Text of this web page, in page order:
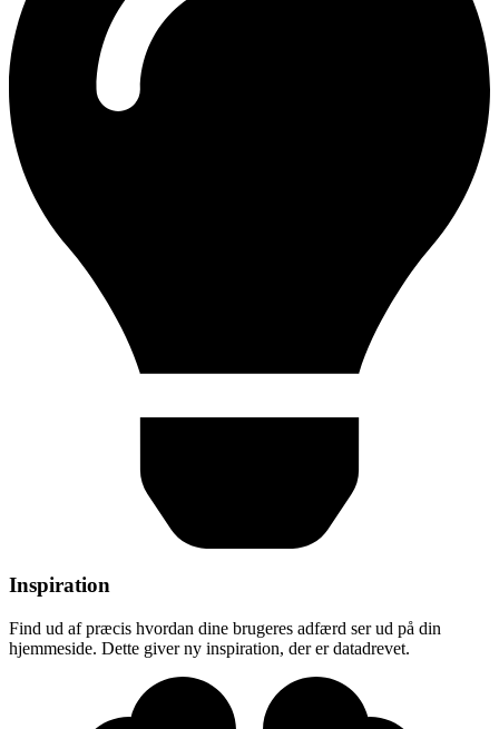
Inspiration
Find ud af præcis hvordan dine brugeres adfærd ser ud på din
hjemmeside. Dette giver ny inspiration, der er datadrevet.